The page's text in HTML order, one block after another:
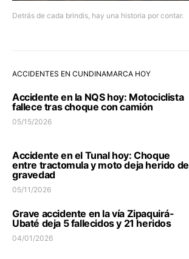
Detrás de cada brindis, hay una historia por contar.
ACCIDENTES EN CUNDINAMARCA HOY
Accidente en la NQS hoy: Motociclista
fallece tras choque con camión
05/15/2026
Accidente en el Tunal hoy: Choque
entre tractomula y moto deja herido de
gravedad
05/11/2026
Grave accidente en la vía Zipaquirá-
Ubaté deja 5 fallecidos y 21 heridos
04/01/2026